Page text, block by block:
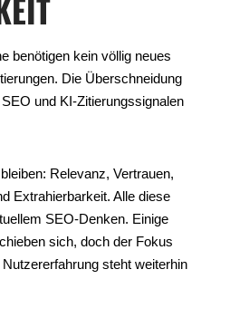
benötigen kein völlig neues
Die Überschneidung
und KI-Zitierungssignalen
Relevanz, Vertrauen,
Extrahierbarkeit. Alle diese
SEO-Denken. Einige
sich, doch der Fokus
steht weiterhin